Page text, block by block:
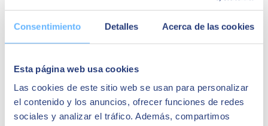
Consentimiento Detalles Acerca de las cookies
Esta página web usa cookies
Las cookies de este sitio web se usan para personalizar
el contenido y los anuncios, ofrecer funciones de redes
sociales y analizar el tráfico. Además, compartimos
APIs, OMS, Hyperpersonnalisation, CDP, Omnicanalité &
Trouvez l'inspiration dans les exploits d'autres super-héros de
avec leurs clients:
Made
Pau Gil, Manager en eCommerce et Moyens de
paiement de CaixaBank
Alejandra Lozano, Digital Marketing BP deAffinity